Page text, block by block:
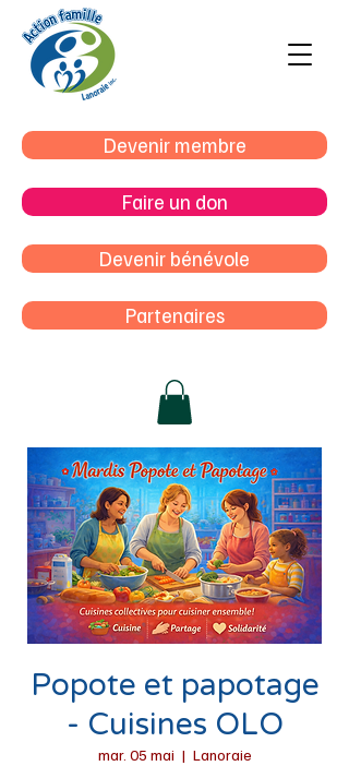
Devenir membre
Faire un don
Devenir bénévole
Partenaires
Popote et papotage
- Cuisines OLO
mar. 05 mai
  |
Lanoraie